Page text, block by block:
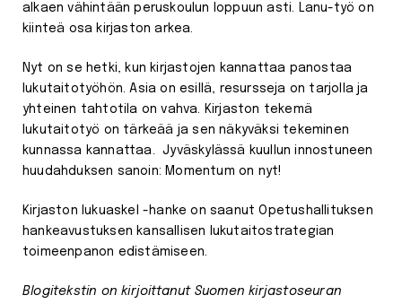
alkaen vähintään peruskoulun loppuun asti. Lanu-työ on
kiinteä osa kirjaston arkea.
Nyt on se hetki, kun kirjastojen kannattaa panostaa
lukutaitotyöhön. Asia on esillä, resursseja on tarjolla ja
yhteinen tahtotila on vahva. Kirjaston tekemä
lukutaitotyö on tärkeää ja sen näkyväksi tekeminen
kunnassa kannattaa. Jyväskylässä kuullun innostuneen
huudahduksen sanoin: Momentum on nyt!
Kirjaston lukuaskel -hanke on saanut Opetushallituksen
hankeavustuksen kansallisen lukutaitostrategian
toimeenpanon edistämiseen.
Blogitekstin on kirjoittanut Suomen kirjastoseuran